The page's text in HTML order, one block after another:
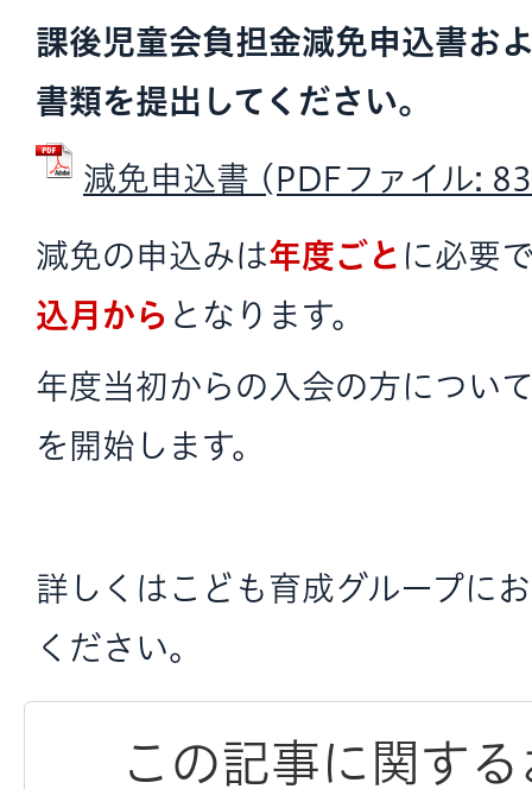
課後児童会負担金減免申込書お
書類を提出してください。
減免申込書 (PDFファイル:
減免の申込みは年度ごと に必要
込月から となります。
年度当初からの入会の方につい
を開始します。
詳しくはこども育成グループに
ください。
この記事に関す